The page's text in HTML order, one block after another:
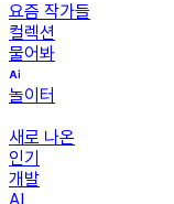
요즘 작가들
컬렉션
물어봐
놀이터
새로 나온
인기
개발